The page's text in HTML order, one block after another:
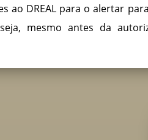
ao DREAL para o alertar
mesmo antes da